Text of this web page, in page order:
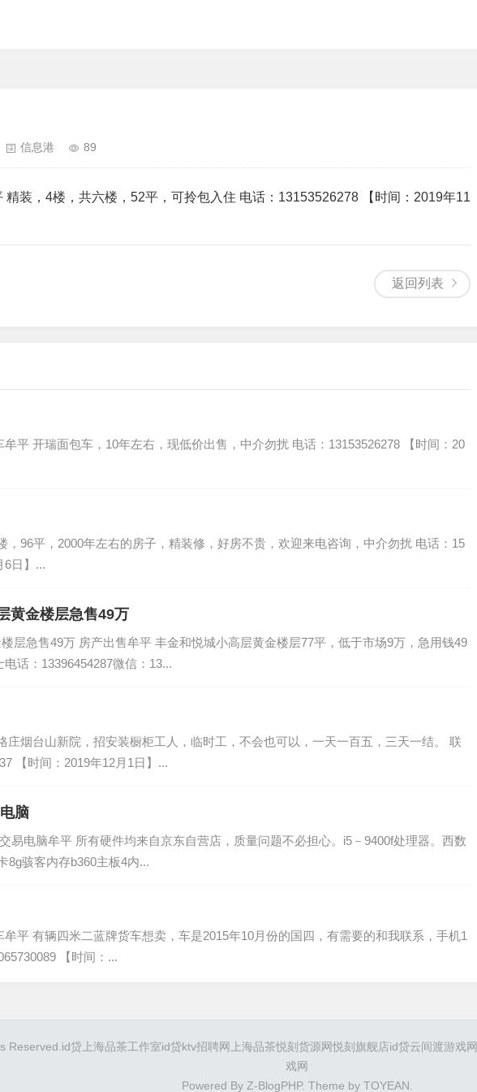
信息港 89
精装，4楼，共六楼，52平，可拎包入住 电话：13153526278 【时间：2019年11
返回列表
平 开瑞面包车，10年左右，现低价出售，中介勿扰 电话：13153526278 【时间：20
，96平，2000年左右的房子，精装修，好房不贵，欢迎来电咨询，中介勿扰 电话：15
6日】...
黄金楼层急售49万
层急售49万 房产出售牟平 丰金和悦城小高层黄金楼层77平，低于市场9万，急用钱49
话：13396454287微信：13...
庄烟台山新院，招安装橱柜工人，临时工，不会也可以，一天一百五，三天一结。 联
【时间：2019年12月1日】...
脑
易电脑牟平 所有硬件均来自京东自营店，质量问题不必担心。i5－9400f处理器。西数
8g骇客内存b360主板4内...
平 有辆四米二蓝牌货车想卖，车是2015年10月份的国四，有需要的和我联系，手机1
【时间：...
Reserved. id贷 上海品茶工作室id贷ktv招聘网 上海品茶悦刻货源网悦刻旗舰店id贷云间渡游戏网
戏网
Powered By Z-BlogPHP. Theme by TOYEAN